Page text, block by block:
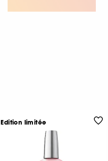
Edition limitée